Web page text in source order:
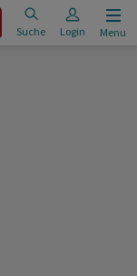
Suche Login Menu